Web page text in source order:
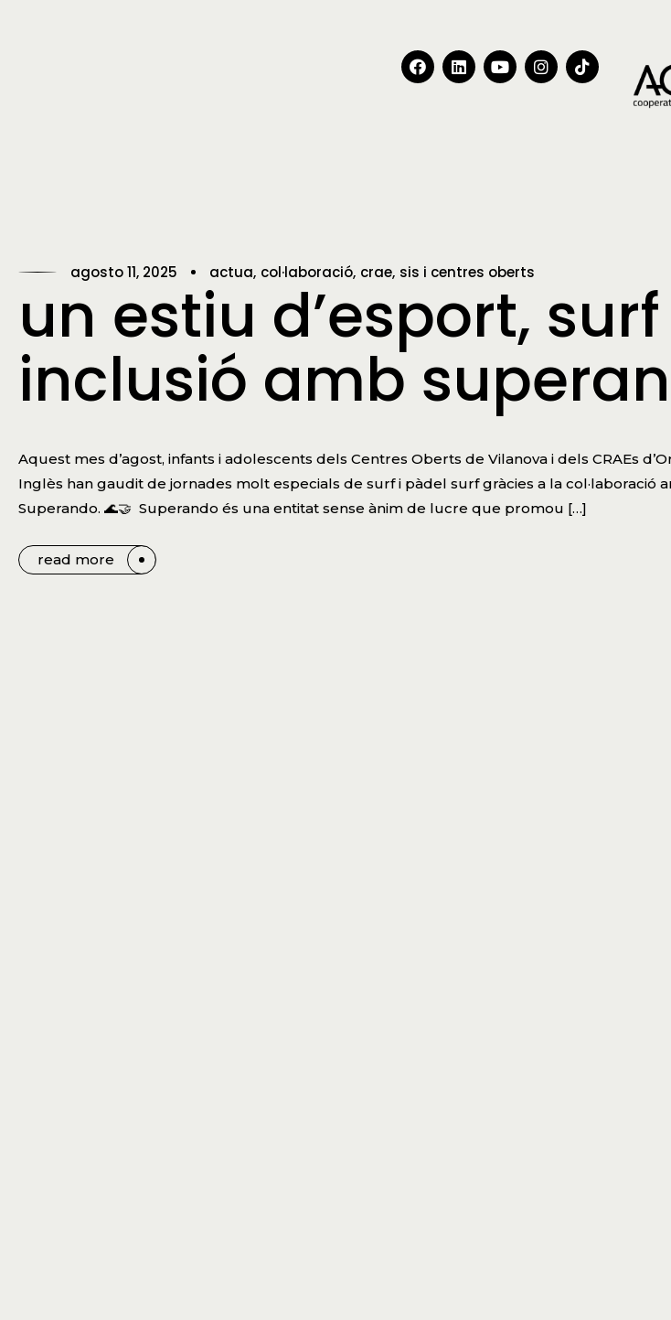
agosto 11, 2025 actua col·laboració crae sis i centres oberts
un estiu d’esport,
inclusió amb
Aquest mes d’agost, infants i adolescents dels Centres Oberts de Vilanova i dels CRAEs
Inglès han gaudit de jornades molt especials de surf i pàdel surf gràcies a la col·laboració
Superando. 🌊🤝 Superando és una entitat sense ànim de lucre que promou […]
read more